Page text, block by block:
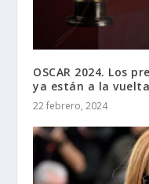
OSCAR 2024. Los
ya están a la
22 febrero, 2024